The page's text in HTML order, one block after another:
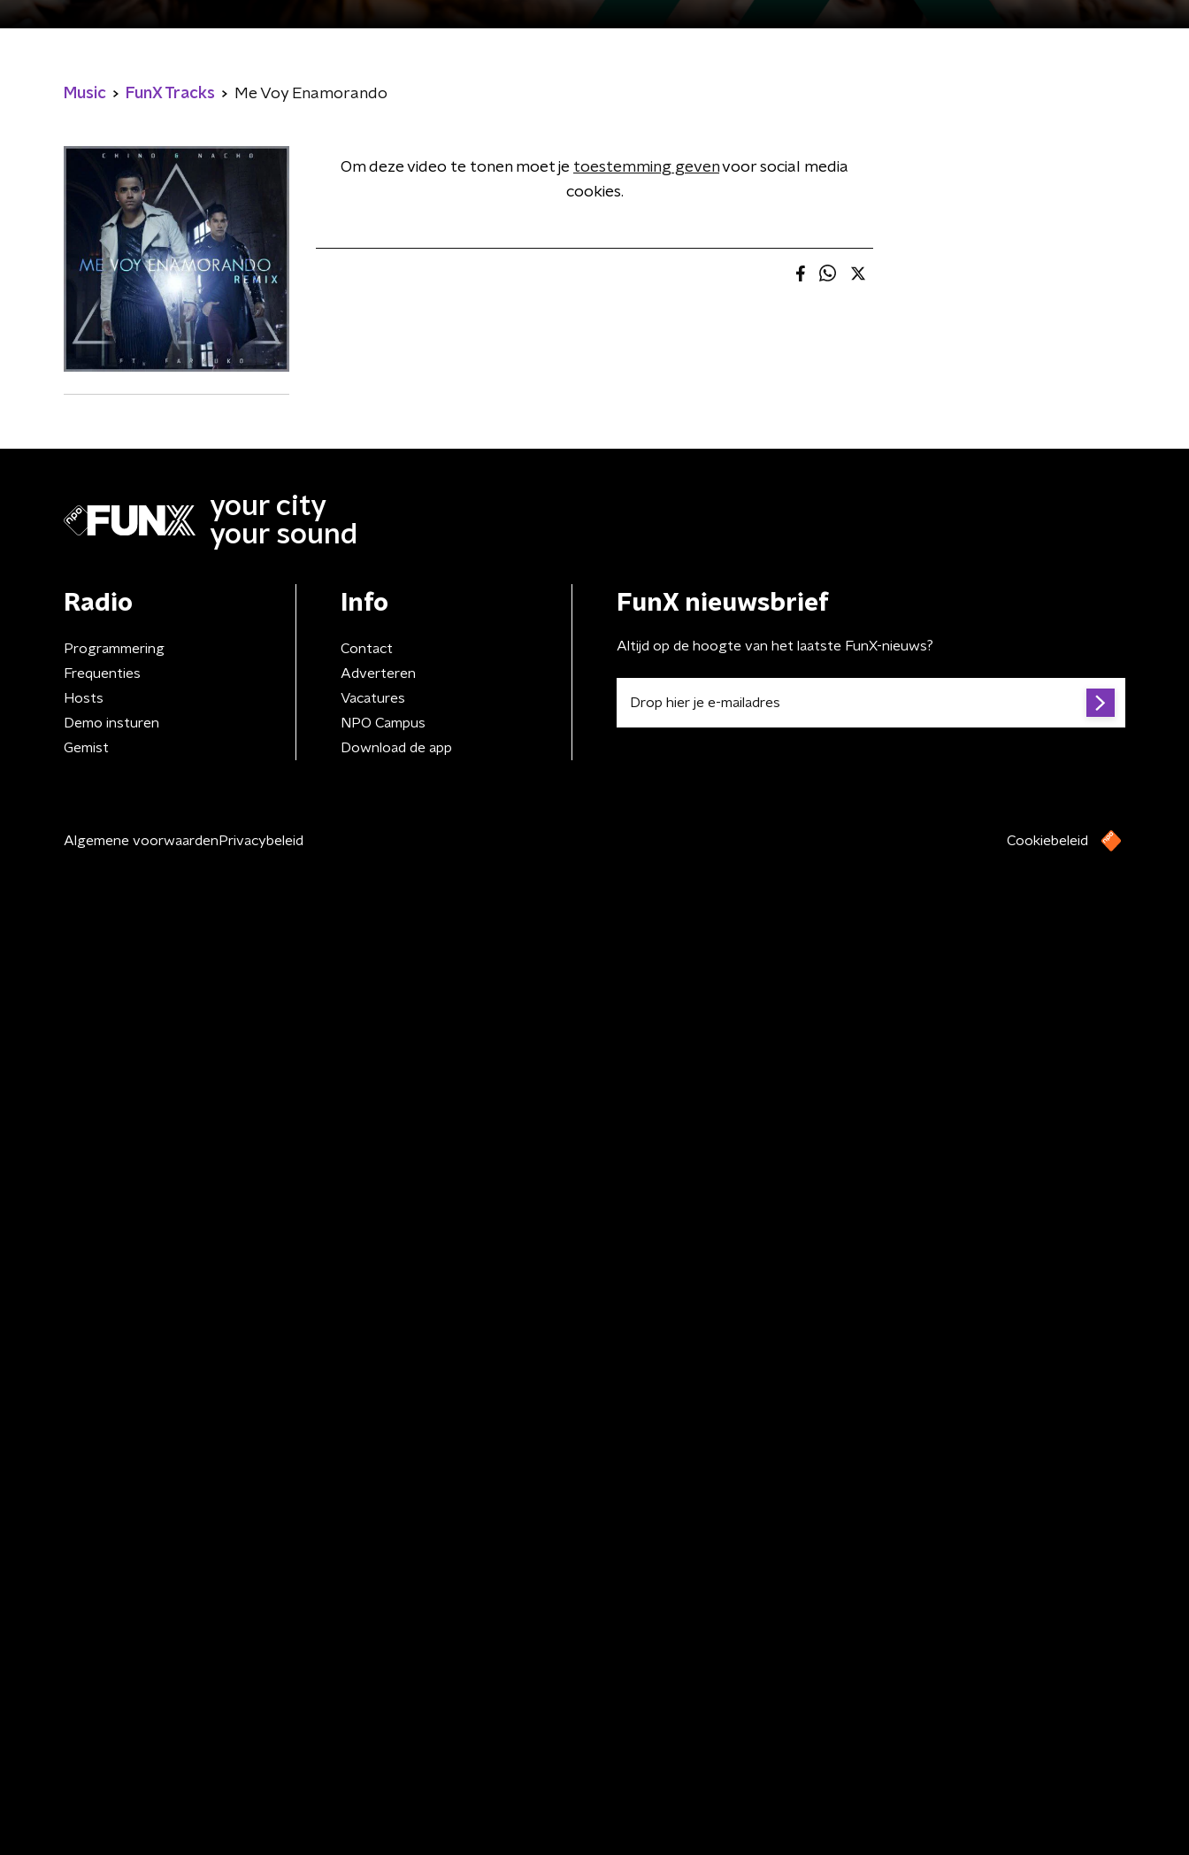
Music FunX Tracks Me Voy Enamorando
Om deze video te tonen moet je toestemming gevenvoor social media
cookies.
your city
your sound
Radio
Programmering
Frequenties
Hosts
Demo insturen
Gemist
Info
Contact
Adverteren
Vacatures
NPO Campus
Download de app
FunX nieuwsbrief
Altijd op de hoogte van het laatste FunX-nieuws?
Algemene voorwaarden Privacybeleid Cookiebeleid